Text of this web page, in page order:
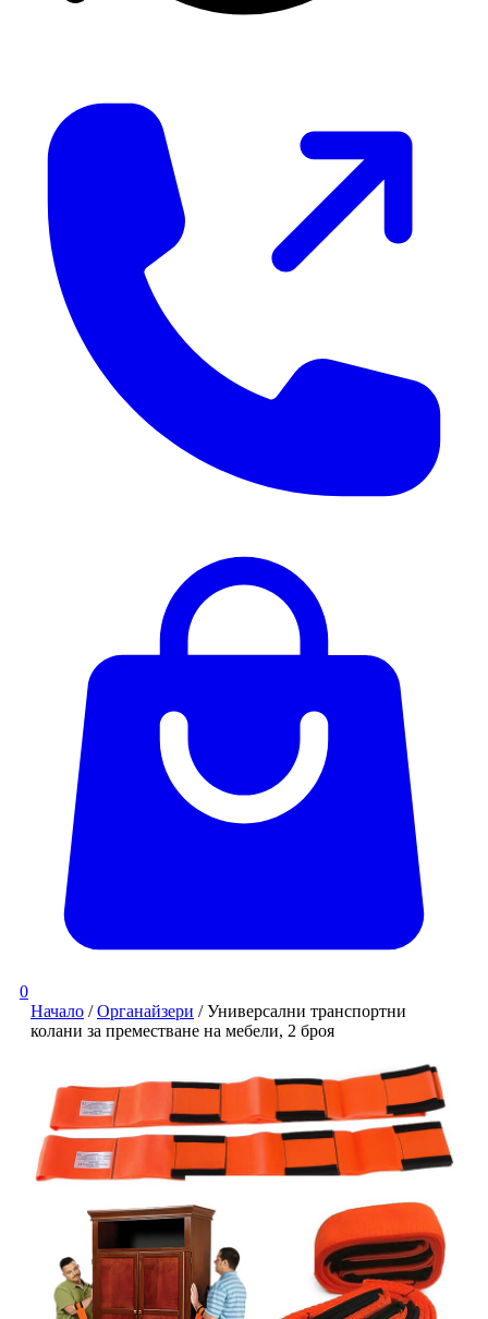
0
Начало /Органайзери / Универсални транспортни
колани за преместване на мебели, 2 броя